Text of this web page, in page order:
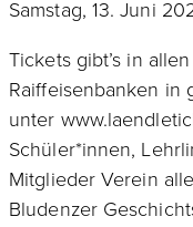
Samstag, 13. Juni
Tickets gibt’s in
Raiffeisenbanken in
unter
Schüler*innen,
Mitglieder Verein
Bludenzer